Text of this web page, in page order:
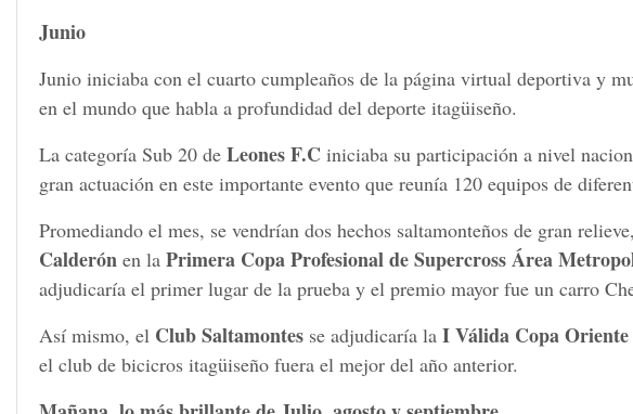
Junio
Junio iniciaba con el cuarto cumpleaños de la página virtual deportiva y
en el mundo que habla a profundidad del deporte itagüiseño.
La categoría Sub 20 de Leones F.C iniciaba su participación a nivel
gran actuación en este importante evento que reunía 120 equipos de
Promediando el mes, se vendrían dos hechos saltamonteños de gran
Calderón en la Primera Copa Profesional de Supercross Área
adjudicaría el primer lugar de la prueba y el premio mayor fue un carro
Así mismo, el Club Saltamontes se adjudicaría la I Válida Copa Oriente
el club de bicicros itagüiseño fuera el mejor del año anterior.